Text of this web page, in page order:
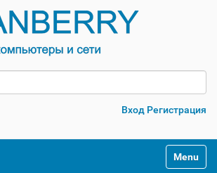
Вход Регистрация